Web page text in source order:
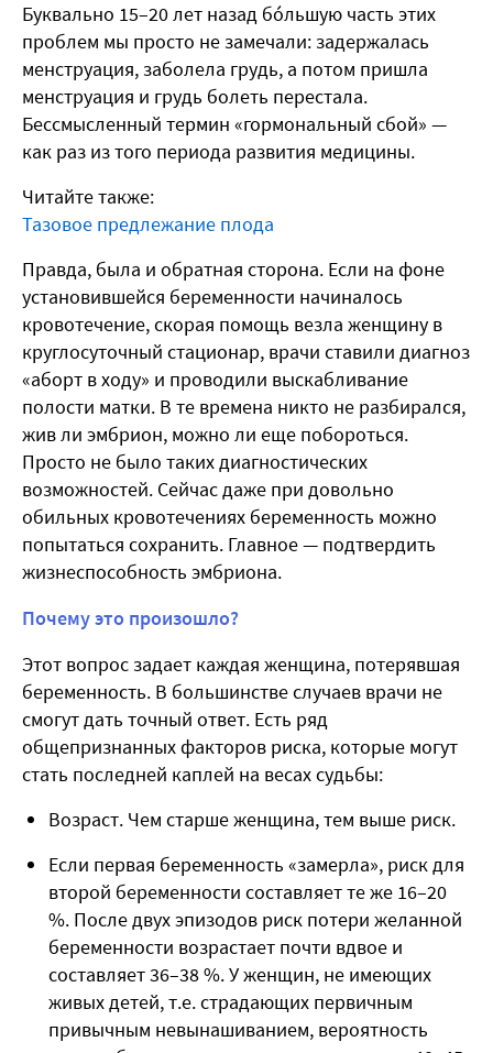
Буквально 15–20 лет назад бóльшую часть этих
проблем мы просто не замечали: задержалась
менструация, заболела грудь, а потом пришла
менструация и грудь болеть перестала.
Бессмысленный термин «гормональный сбой» —
как раз из того периода развития медицины.
Читайте также:
Тазовое предлежание плода
Правда, была и обратная сторона. Если на фоне
установившейся беременности начиналось
кровотечение, скорая помощь везла женщину в
круглосуточный стационар, врачи ставили диагноз
«аборт в ходу» и проводили выскабливание
полости матки. В те времена никто не разбирался,
жив ли эмбрион, можно ли еще побороться.
Просто не было таких диагностических
возможностей. Сейчас даже при довольно
обильных кровотечениях беременность можно
попытаться сохранить. Главное — подтвердить
жизнеспособность эмбриона.
Почему это произошло?
Этот вопрос задает каждая женщина, потерявшая
беременность. В большинстве случаев врачи не
смогут дать точный ответ. Есть ряд
общепризнанных факторов риска, которые могут
стать последней каплей на весах судьбы:
Возраст. Чем старше женщина, тем выше риск.
Если первая беременность «замерла», риск для
второй беременности составляет те же 16–20
%. После двух эпизодов риск потери желанной
беременности возрастает почти вдвое и
составляет 36–38 %. У женщин, не имеющих
живых детей, т.е. страдающих первичным
привычным невынашиванием, вероятность